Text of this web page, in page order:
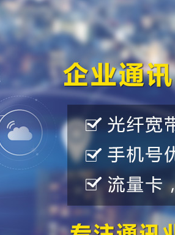
产品知识 客户案例